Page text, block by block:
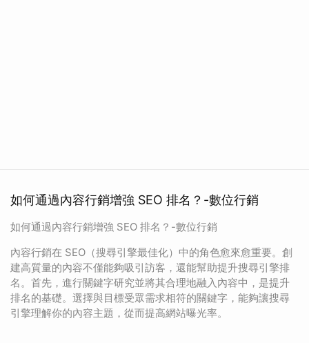
如何通過內容行銷增強 SEO 排名？-數位行銷
如何通過內容行銷增強 SEO 排名？-數位行銷
內容行銷在 SEO（搜尋引擎最佳化）中的角色愈來愈重要。創
建高質量的內容不僅能夠吸引訪客，還能幫助提升搜尋引擎排
名。首先，進行關鍵字研究並將其合理地融入內容中，是提升
排名的基礎。選擇與目標受眾需求相符的關鍵字，能夠讓搜尋
引擎理解你的內容主題，從而提高網站曝光率。